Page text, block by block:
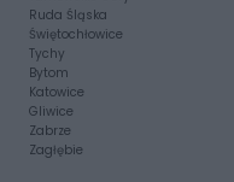
Ruda Śląska
Świętochłowice
Tychy
Bytom
Katowice
Gliwice
Zabrze
Zagłębie